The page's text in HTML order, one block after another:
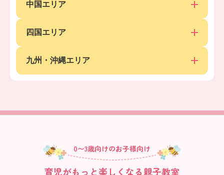
中国エリア
四国エリア
九州・沖縄エリア
0〜3歳向けのお子様向け
育児がもっと楽しくなる親子教室